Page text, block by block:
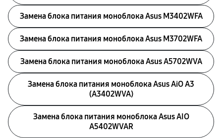
Замена блока питания моноблока Asus M3402WFA
Замена блока питания моноблока Asus M3702WFA
Замена блока питания моноблока Asus A5702WVA
Замена блока питания моноблока Asus AiO A3
(A3402WVA)
Замена блока питания моноблока Asus AIO
A5402WVAR